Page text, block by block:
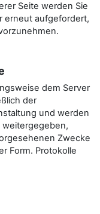
Seite werden Sie
erneut aufgefordert,
dem Server
der
und werden
weitergegeben,
Zwecke
Form. Protokolle